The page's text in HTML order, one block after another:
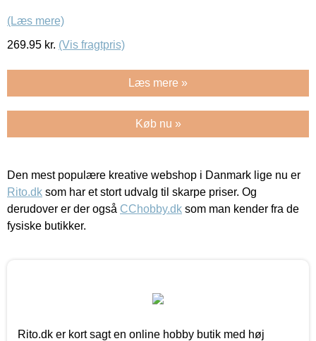
(Læs mere)
269.95 kr. (Vis fragtpris)
Læs mere »
Køb nu »
Den mest populære kreative webshop i Danmark lige nu er
Rito.dk som har et stort udvalg til skarpe priser. Og
derudover er der også CChobby.dk som man kender fra de
fysiske butikker.
Rito.dk er kort sagt en online hobby butik med høj